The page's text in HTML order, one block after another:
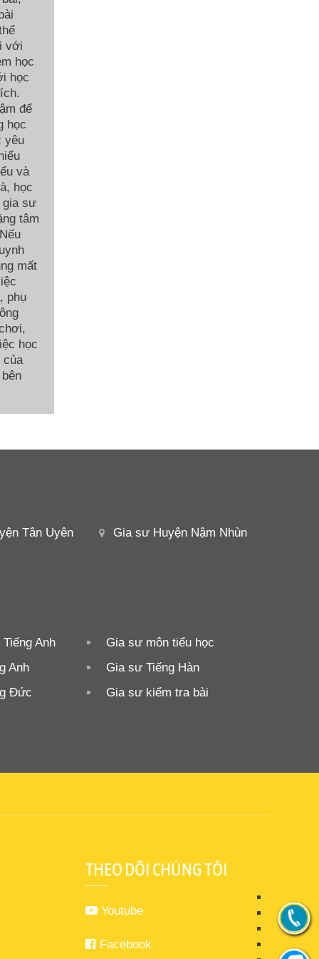
với
học
học
để
học
yêu
và
học
gia sư
tâm
mất
phụ
học
của
Tân Uyên Gia sư Huyện Nậm Nhùn
Anh
Gia sư môn tiểu học
Anh
Gia sư Tiếng Hàn
Đức
Gia sư kiểm tra bài
THEO DÕI CHÚNG TÔI
Youtube
Facebook